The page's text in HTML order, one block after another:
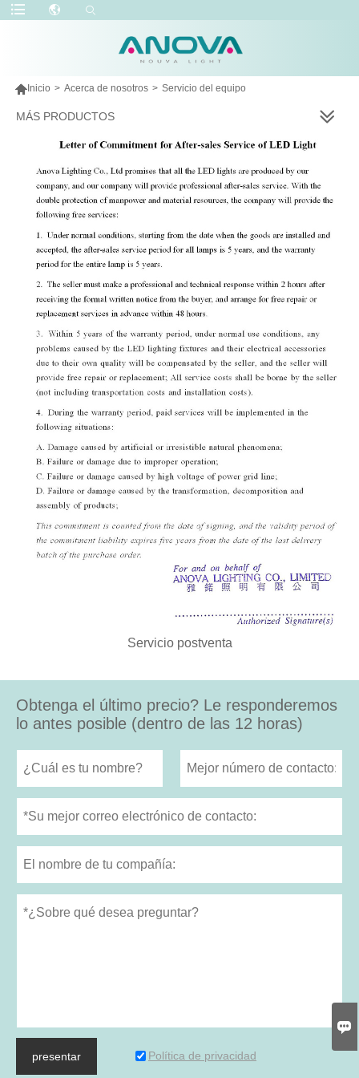
Inicio > Acerca de nosotros > Servicio del equipo
MÁS PRODUCTOS
Servicio postventa
Obtenga el último precio? Le responderemos
lo antes posible (dentro de las 12 horas)
presentar Política de privacidad
